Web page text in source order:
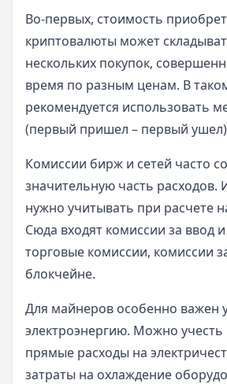
Во-первых, стоимость
криптовалюты может
нескольких покупок,
время по разным ценам. В
рекомендуется использовать
(первый пришел – первый
Комиссии бирж и сетей часто
значительную часть расходов.
нужно учитывать при расчете
Сюда входят комиссии за ввод
торговые комиссии, комиссии
блокчейне.
Для майнеров особенно важен
электроэнергию. Можно учесть
прямые расходы на
затраты на охлаждение